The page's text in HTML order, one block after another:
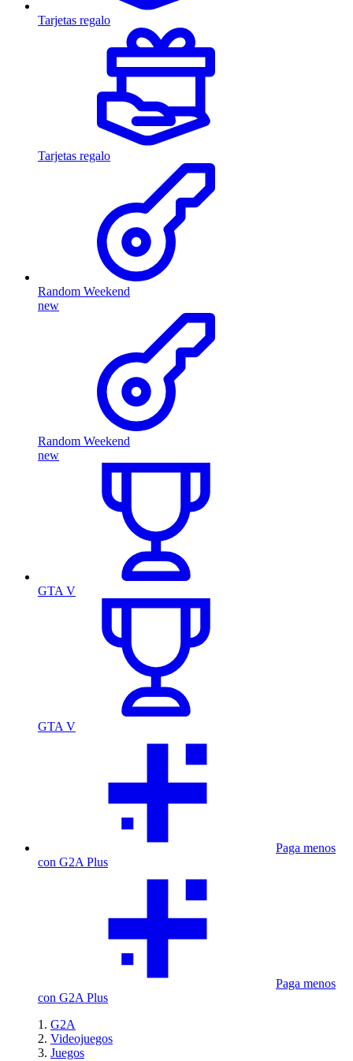
Tarjetas regalo
Tarjetas regalo
Random Weekend
new
Random Weekend
new
GTA V
GTA V
Paga menos
con G2A Plus
Paga menos
con G2A Plus
G2A
Videojuegos
Juegos